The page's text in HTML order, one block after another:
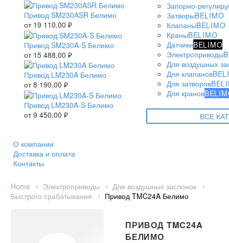
Привод SM230ASR Белимо
от 19 110,00 ₽
Привод SM230A-S Белимо
от 15 488,00 ₽
Привод LM230A Белимо
от8 190,00 ₽
Привод LM230A-S Белимо
от9 450,00 ₽
Запорно-
ЗатворыBELIMO
КлапаныBELIMO
КраныBELIMO
ДатчикиBELIMO
Электроприводы
Для воздушных
Для клапанов
Для затворов
Для кранов
ВСЕ
О компании
Доставка и оплата
Контакты
Home Электроприводы
Для воздушных заслонок
Быстрого срабатывания
Привод TMC24A Белимо
ПРИВОД TMC24A
БЕЛИМО